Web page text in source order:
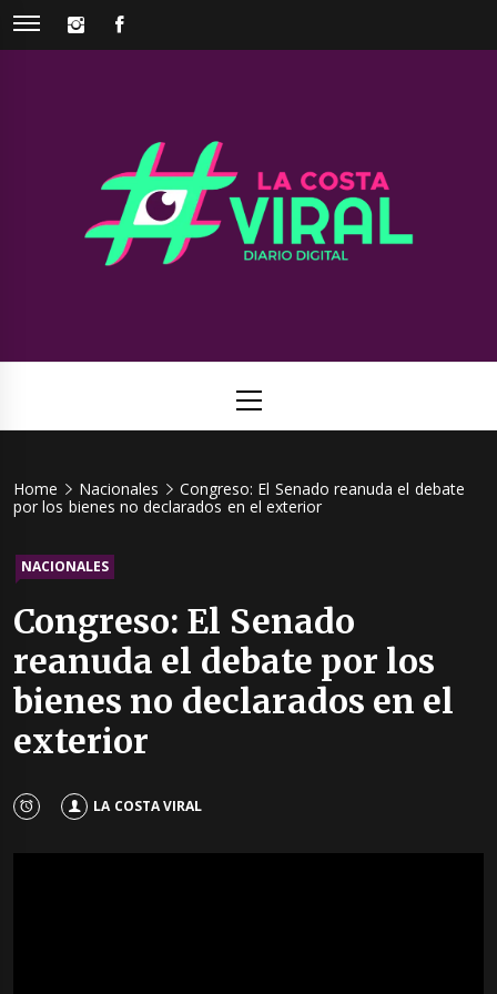
Skip
INSTAGRAM
Viral
Menu
Home Nacionales
Congreso: El Senado reanuda el debate
por los bienes no declarados en el exterior
NACIONALES
Congreso: El Senado
reanuda el debate por los
bienes no declarados en el
exterior
LA COSTA VIRAL